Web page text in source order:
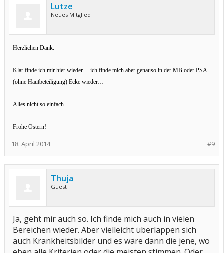
Lutze
Neues Mitglied
Herzlichen Dank.
Klar finde ich mir hier wieder… ich finde mich aber genauso in der MB oder PSA
(ohne Hautbeteiligung) Ecke wieder…
Alles nicht so einfach…
Frohe Ostern!
#9
18. April 2014
Thuja
Guest
Ja, geht mir auch so. Ich finde mich auch in vielen
Bereichen wieder. Aber vielleicht überlappen sich
auch Krankheitsbilder und es wäre dann die jene, wo